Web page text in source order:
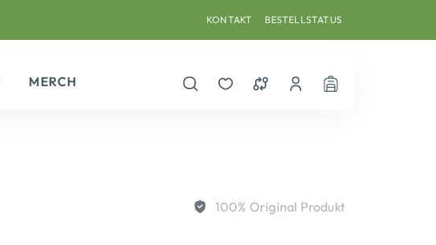
KONTAKT BESTELLSTATUS
MERCH
100% Original Produkt